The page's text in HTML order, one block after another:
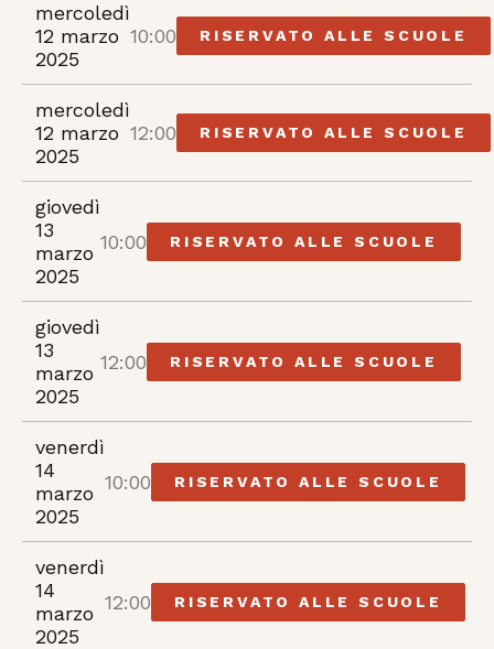
mercoledì
12 marzo
2025
10:00 RISERVATO ALLE SCUOLE
mercoledì
12 marzo
2025
12:00 RISERVATO ALLE SCUOLE
giovedì
13
marzo
2025
10:00 RISERVATO ALLE SCUOLE
giovedì
13
marzo
2025
12:00 RISERVATO ALLE SCUOLE
venerdì
14
marzo
2025
10:00 RISERVATO ALLE SCUOLE
venerdì
14
marzo
2025
12:00 RISERVATO ALLE SCUOLE